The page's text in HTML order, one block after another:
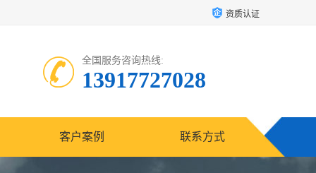
资质认证
全国服务咨询热线:
13917727028
客户案例 联系方式